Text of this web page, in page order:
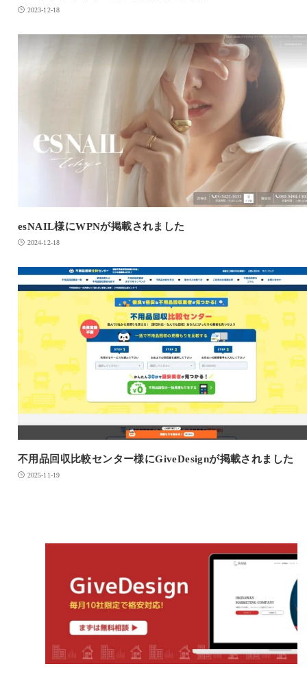
2023-12-18
esNAIL様にWPNが掲載されました
2024-12-18
不用品回収比較センター様にGiveDesignが掲載されました
2025-11-19